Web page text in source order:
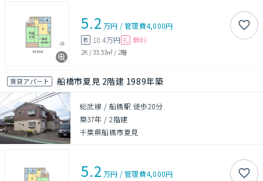
5.2 万円 /管理費4,000円
敷 10.4万円 礼 無料
2K /33.53㎡ / 2階
賃貸アパート 船橋市夏見 2階建 1989年築
総武線 / 船橋駅 徒歩20分
築37年 /2階建
千葉県船橋市夏見
5.2 万円 /管理費4,000円